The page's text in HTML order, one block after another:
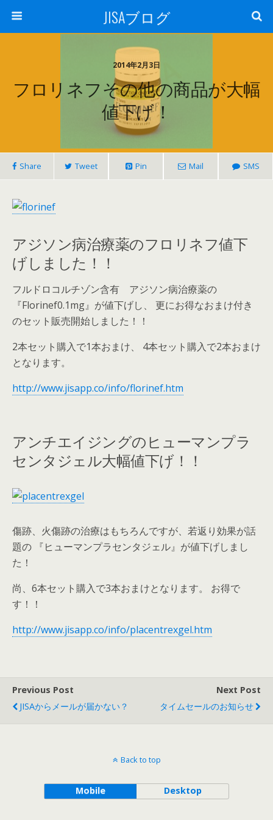
JISAブログ
2014年2月3日
フロリネフその他の商品が大幅
値下げ！
Share Tweet Pin Mail SMS
アジソン病治療薬のフロリネフ値下
げしました！！
フルドロコルチゾン含有 アジソン病治療薬の
『Florinef0.1mg』が値下げし、 更にお得なおまけ付き
のセット販売開始しました！！
2本セット購入で1本おまけ、 4本セット購入で2本おまけ
となります。
http://www.jisapp.co/info/florinef.htm
アンチエイジングのヒューマンプラ
センタジェル大幅値下げ！！
傷跡、火傷跡の治療はもちろんですが、若返り効果が話
題の 『ヒューマンプラセンタジェル』が値下げしまし
た！
尚、6本セット購入で3本おまけとなります。 お得で
す！！
http://www.jisapp.co/info/placentrexgel.htm
Previous Post
JISAからメールが届かない？
Next Post
タイムセールのお知らせ
Back to top
Mobile Desktop